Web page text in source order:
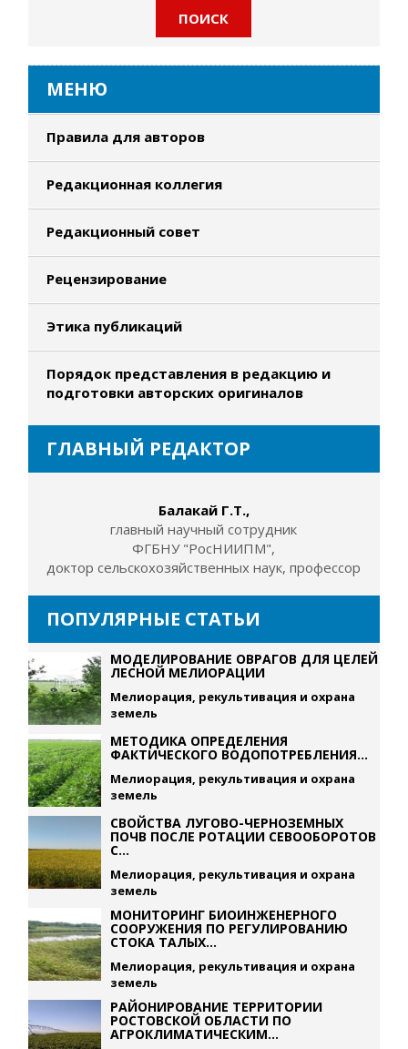
МЕНЮ
Правила для авторов
Редакционная коллегия
Редакционный совет
Рецензирование
Этика публикаций
Порядок представления в редакцию и
подготовки авторских оригиналов
ГЛАВНЫЙ РЕДАКТОР
Балакай Г.Т.,
главный научный сотрудник
ФГБНУ "РосНИИПМ",
доктор сельскохозяйственных наук, профессор
ПОПУЛЯРНЫЕ СТАТЬИ
МОДЕЛИРОВАНИЕ ОВРАГОВ ДЛЯ ЦЕЛЕЙ
ЛЕСНОЙ МЕЛИОРАЦИИ
Мелиорация, рекультивация и охрана
земель
МЕТОДИКА ОПРЕДЕЛЕНИЯ
ФАКТИЧЕСКОГО ВОДОПОТРЕБЛЕНИЯ...
Мелиорация, рекультивация и охрана
земель
СВОЙСТВА ЛУГОВО-ЧЕРНОЗЕМНЫХ
ПОЧВ ПОСЛЕ РОТАЦИИ СЕВООБОРОТОВ
С...
Мелиорация, рекультивация и охрана
земель
МОНИТОРИНГ БИОИНЖЕНЕРНОГО
СООРУЖЕНИЯ ПО РЕГУЛИРОВАНИЮ
СТОКА ТАЛЫХ...
Мелиорация, рекультивация и охрана
земель
РАЙОНИРОВАНИЕ ТЕРРИТОРИИ
РОСТОВСКОЙ ОБЛАСТИ ПО
АГРОКЛИМАТИЧЕСКИМ...